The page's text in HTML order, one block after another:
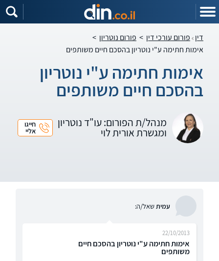
דין פורום עורכי דין > פורום נוטריון >
אימות חתימה ע"י נוטריון בהסכם חיים משותפים
אימות חתימה ע"י נוטריון
בהסכם חיים משותפים
מנהל/ת הפורום: עו"ד נוטריון
ומגשרת אורית לוי
חייגו
אליי
עמית שאל/ה:
אימות חתימה ע"י נוטריון בהסכם חיים
משותפים
22/10/2013